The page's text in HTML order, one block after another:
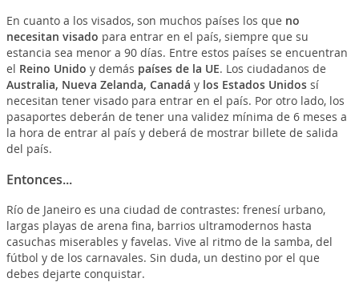
En cuanto a los visados, son muchos países los que no
necesitan visado para entrar en el país, siempre que su
estancia sea menor a 90 días. Entre estos países se encuentran
el Reino Unido y demás países de la UE. Los ciudadanos de
Australia, Nueva Zelanda, Canadá ylos Estados Unidos sí
necesitan tener visado para entrar en el país. Por otro lado, los
pasaportes deberán de tener una validez mínima de 6 meses a
la hora de entrar al país y deberá de mostrar billete de salida
del país.
Entonces...
Río de Janeiro es una ciudad de contrastes: frenesí urbano,
largas playas de arena fina, barrios ultramodernos hasta
casuchas miserables y favelas. Vive al ritmo de la samba, del
fútbol y de los carnavales. Sin duda, un destino por el que
debes dejarte conquistar.